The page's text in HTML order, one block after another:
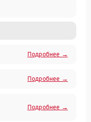
Подробнее →
Подробнее →
Подробнее →